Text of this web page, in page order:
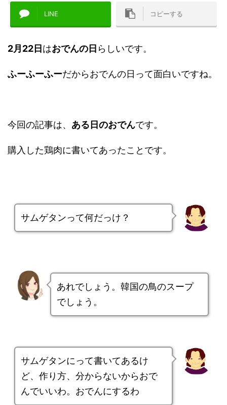
LINE コピーする
2月22日 はおでんの日 らしいです。
ふーふーふーだからおでんの日って面白いですね。
今回の記事は、 ある日のおでんです。
購入した鶏肉に書いてあったことです。
サムゲタンって何だっけ？
あれでしょう。韓国の鳥のスープ
でしょう。
サムゲタンにって書いてあるけ
ど、作り方、分からないからおで
んでいいわ。おでんにするわ